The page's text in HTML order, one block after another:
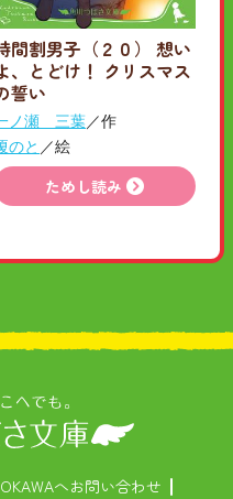
間割男子（２０） 想い
、とどけ！ クリスマス
誓い
ノ瀬 三葉／作
のと ／絵
ためし読み
へお問い合わせ